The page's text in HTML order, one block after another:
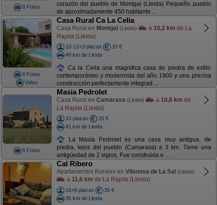
8 Fotos
corazón del pueblo de Montgai (Lleida) Pequeño pueblo
de aproximadamente 450 habitante ...
8 Fotos
Video
Casa Rural Ca La Celia
Casa Rural en Montgai (Lleida) a 10,2 km de La
Rapita (Lleida)
10-13+3 plazas
33 €
40 km de Lleida
Ca la Celia una magnifica casa de piedra de estilo
contemporáneo y modernista del año 1900 y una precisa
construcción perfectamente integrad ...
8 Fotos
Masia Pedrolet
Casa Rural en Camarasa (Lleida) a 10,6 km de
La Rapita (Lleida)
10 plazas
26 €
41 km de Lleida
La Masía Pedrolet es una casa muy antigua, de
piedra, lejos del pueblo (Camarasa) a 3 km. Tiene una
antigüedad de 2 siglos. Fue construida e ...
Cal Ribero
Apartamentos Rurales en Vilanova de La Sal (Lleida)
a 11,6 km de La Rapita (Lleida)
16+6 plazas
35 €
35 km de Lleida